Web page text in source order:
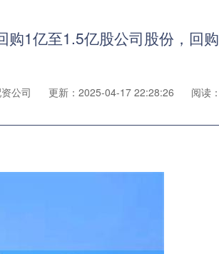
购1亿至1.5亿股公司股份，回购
公司 更新：2025-04-17 22:28:26
阅读：